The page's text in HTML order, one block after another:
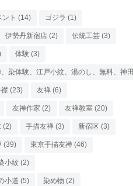
ント (14) ゴジラ (1)
伊勢丹新宿店 (2) 伝統工芸 (3)
体験 (3)
染体験、江戸小紋、湯のし、無料、神
(23) 友禅 (6)
友禅作家 (2) 友禅教室 (20)
(2) 手描友禅 (3) 新宿区 (3)
(39) 東京手描友禅 (46)
小紋 (2)
小道 (5) 染め物 (2)